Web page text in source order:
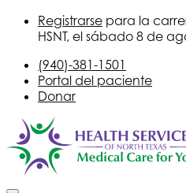
Registrarse para la
HSNT, el sábado 8 de
(940)-381-1501
Portal del paciente
Donar